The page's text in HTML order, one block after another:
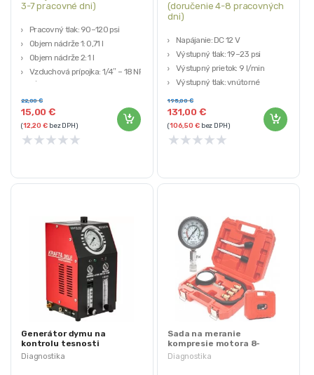
3-7 pracovné dni)
Pracovný tlak: 90–120 psi
Objem nádrže 1: 0,71 l
Objem nádrže 2: 1 l
Vzduchová prípojka: 1/4″ – 18 NPT
15,00€
22,00€
(12,20€bez DPH)
★★★★★
(doručenie 4-8 pracovných
dni)
Napájanie: DC 12 V
Výstupný tlak: 19–23 psi
Výstupný prietok: 9 l/min
Výstupný tlak: vnútorné
vzduchové čerpadlo
Objem oleja: 30 ml
131,00€
195,00€
(106,50€bez DPH)
★★★★★
Diagnostika
Generátor dymu na
kontrolu tesnosti
systémov, 9l/min | KD3520
Diagnostika
Sada na meranie
kompresie motora 8-
dielna | KD10522